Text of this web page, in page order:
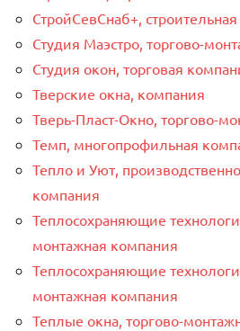
СтройСевСнаб+,
Студия Маэстро, торгово-
Студия окон, торговая
Тверские окна, компания
Тверь-Пласт-Окно, торгово-
Темп, многопрофильная
Тепло и Уют,
компания
Теплосохраняющие
монтажная компания
Теплосохраняющие
монтажная компания
Теплые окна, торгово-